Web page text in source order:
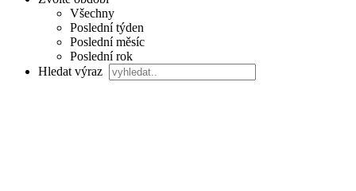
Všechny
Poslední týden
Poslední měsíc
Poslední rok
Hledat výraz